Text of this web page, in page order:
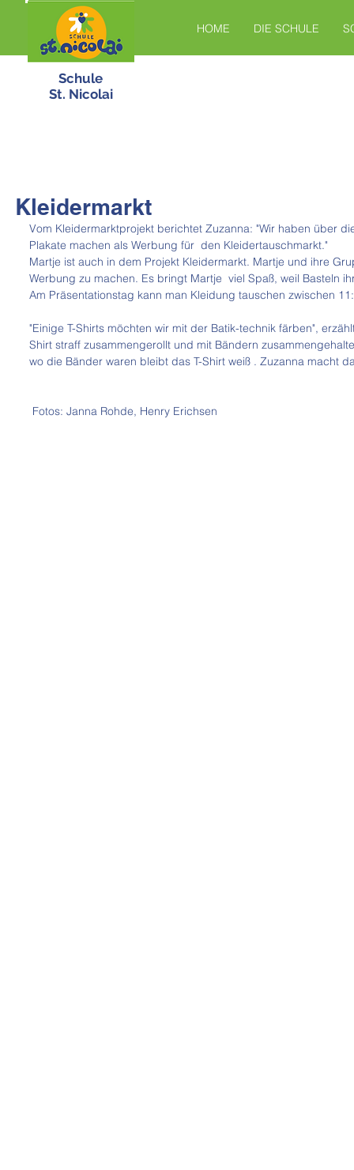
HOME DIE SCHULE
Schule
St. Nicolai
Kleidermarkt
Vom Kleidermarktprojekt berichtet Zuzanna: "Wir haben über
Plakate machen als Werbung für  den Kleidertauschmarkt."
Martje ist auch in dem Projekt Kleidermarkt. Martje und ihre
Werbung zu machen. Es bringt Martje  viel Spaß, weil Basteln
Am Präsentationstag kann man Kleidung tauschen zwischen
"Einige T-Shirts möchten wir mit der Batik-technik färben",
Shirt straff zusammengerollt und mit Bändern
wo die Bänder waren bleibt das T-Shirt weiß . Zuzanna macht
Fotos: Janna Rohde, Henry Erichsen